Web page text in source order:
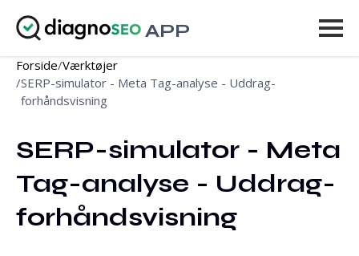
APP
Værktøjer
Priser
Mere
Log ind
OPGRADER
Forside/Værktøjer
/SERP-simulator - Meta Tag-analyse - Uddrag-
forhåndsvisning
SERP-simulator - Meta
Tag-analyse - Uddrag-
forhåndsvisning